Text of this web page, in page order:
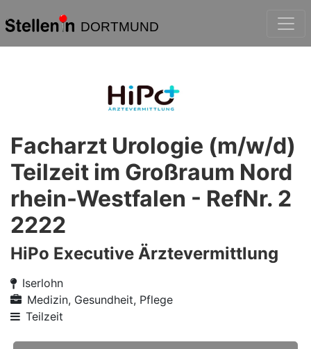
DORTMUND
Facharzt Urologie (m/w/d)
Teilzeit im Großraum Nord
rhein-Westfalen - RefNr. 2
2222
HiPo Executive Ärztevermittlung
Iserlohn
Medizin, Gesundheit, Pflege
Teilzeit